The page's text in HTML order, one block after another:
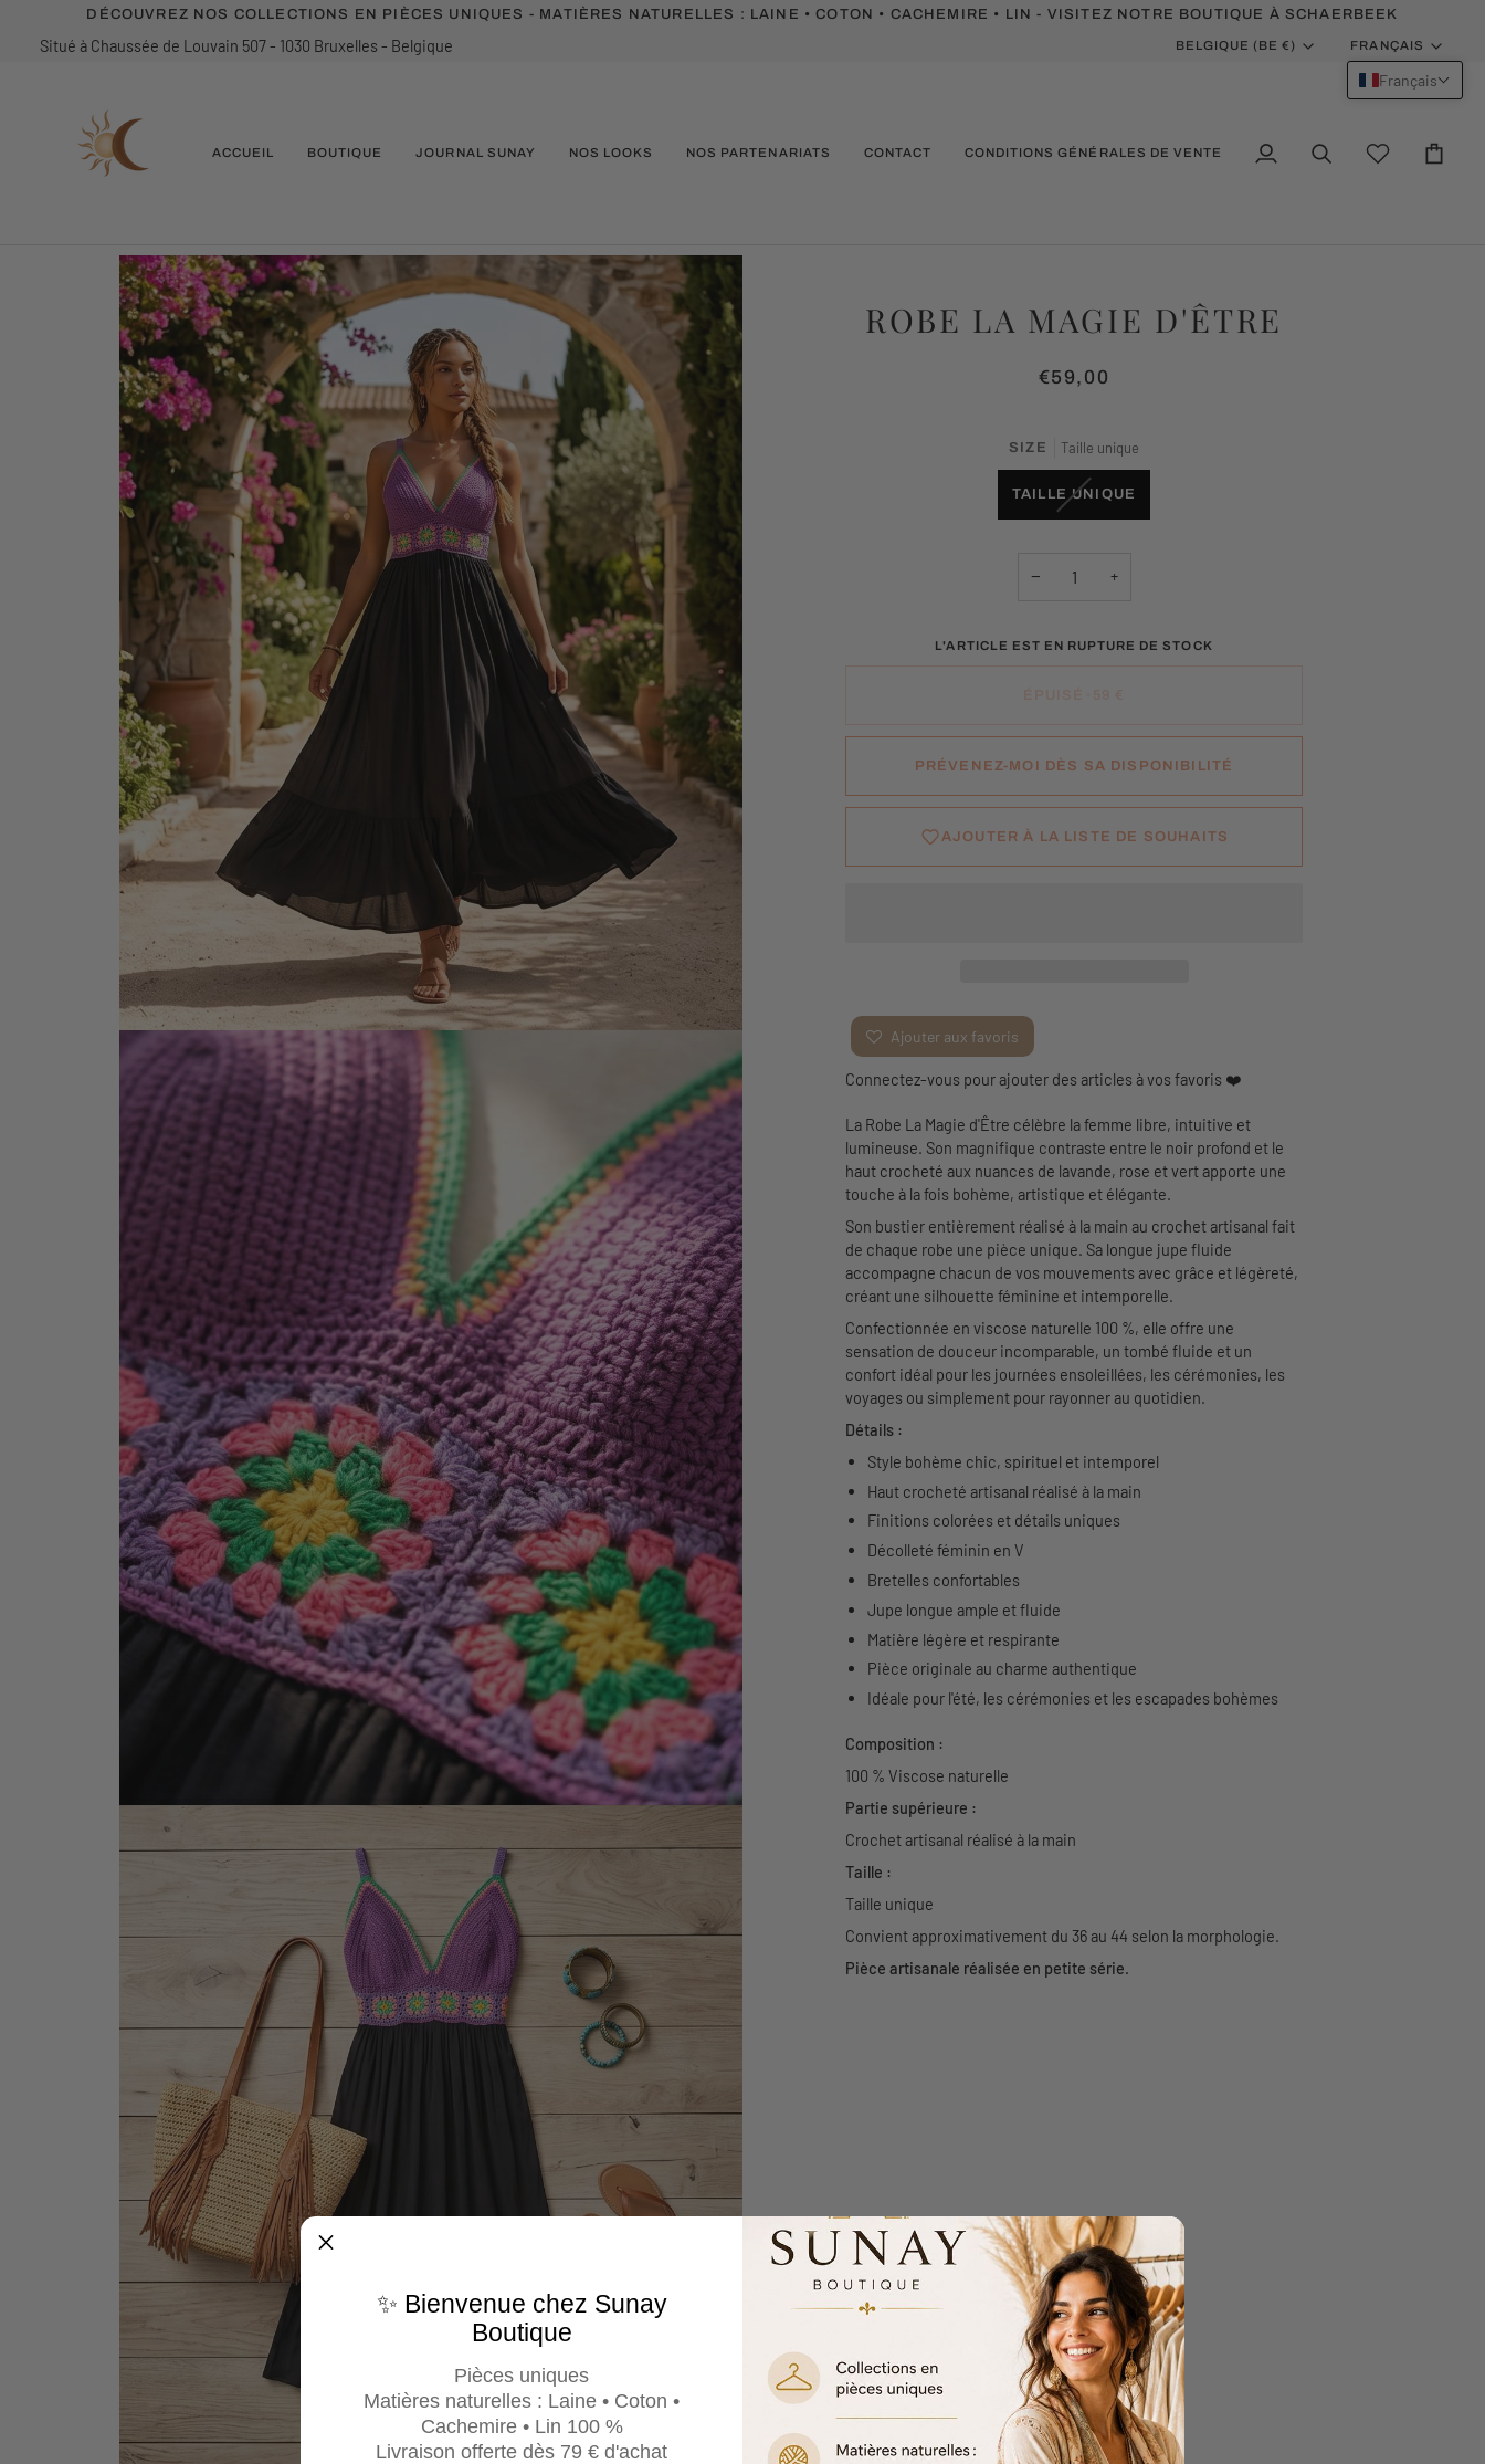
contenu
DÉCOUVREZ NOS COLLECTIONS EN PIÈCES UNIQUES - MATIÈRES NATURELLES : LAINE • COTON • CACHEMIRE • LIN - VISITEZ NOTRE BOUTIQUE À SCHAERBEEK
Situé à Chaussée de Louvain 507 - 1030 Bruxelles - Belgique MONNAIE
BELGIQUE (BE €) LANGUE
FRANÇAIS
ACCUEIL BOUTIQUE JOURNAL SUNAY NOS LOOKS NOS PARTENARIATS CONTACT CONDITIONS GÉNÉRALES DE VENTE
Mon
RechercheWishlist Panier
ROBE LA MAGIE D'ÊTRE
€59,00
SIZE Taille unique
TAILLE UNIQUE
VARIANTE
− +
L'ARTICLE EST EN RUPTURE DE STOCK
PRÉVENEZ-MOI DÈS SA DISPONIBILITÉ
AJOUTER À LA LISTE DE SOUHAITS
Ajouter aux favoris
Connectez-vous pour ajouter des articles à vos favoris ❤️
La Robe La Magie d'Être célèbre la femme libre, intuitive et
lumineuse. Son magnifique contraste entre le noir profond et le
haut crocheté aux nuances de lavande, rose et vert apporte une
touche à la fois bohème, artistique et élégante.
Son bustier entièrement réalisé à la main au crochet artisanal fait
de chaque robe une pièce unique. Sa longue jupe fluide
accompagne chacun de vos mouvements avec grâce et légèreté,
créant une silhouette féminine et intemporelle.
Confectionnée en viscose naturelle 100 %, elle offre une
sensation de douceur incomparable, un tombé fluide et un
confort idéal pour les journées ensoleillées, les cérémonies, les
voyages ou simplement pour rayonner au quotidien.
Détails :
Style bohème chic, spirituel et intemporel
Haut crocheté artisanal réalisé à la main
Finitions colorées et détails uniques
Décolleté féminin en V
Bretelles confortables
Jupe longue ample et fluide
Matière légère et respirante
Pièce originale au charme authentique
Idéale pour l'été, les cérémonies et les escapades bohèmes
Composition :
100 % Viscose naturelle
Partie supérieure :
Crochet artisanal réalisé à la main
Taille :
Taille unique
Convient approximativement du 36 au 44 selon la morphologie.
Pièce artisanale réalisée en petite série.
Français
✨ Bienvenue chez Sunay
Boutique
Pièces uniques
Matières naturelles : Laine • Coton •
Cachemire • Lin 100 %
Livraison offerte dès 79 € d'achat